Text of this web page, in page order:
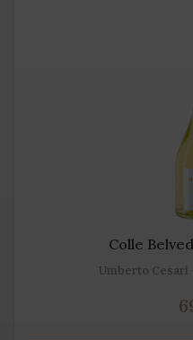
Colle
Umberto Cesari